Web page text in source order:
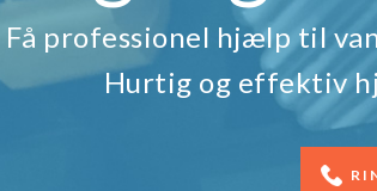
Få professionel hjælp til
Hurtig og effektiv